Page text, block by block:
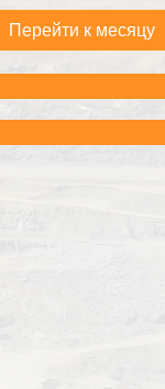
Перейти к месяцу